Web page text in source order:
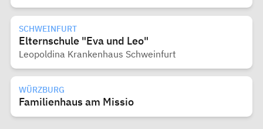
SCHWEINFURT
Elternschule "Eva und Leo"
Leopoldina Krankenhaus Schweinfurt
WÜRZBURG
Familienhaus am Missio